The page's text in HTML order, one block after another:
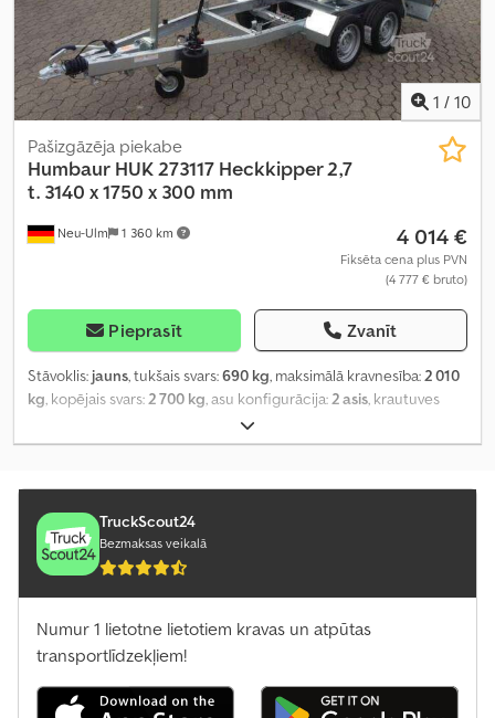
1 / 10
Neu-Ulm 1 360 km
Pašizgāzēja piekabe
Humbaur HUK 273117 Heckkipper 2,7
t. 3140 x 1750 x 300 mm
4 014 €
Fiksēta cena plus PVN
(4 777 € bruto)
Pieprasīt Zvanīt
Stāvoklis: jauns, tukšais svars:690 kg, maksimālā kravnesība:2 010
kg, kopējais svars:2 700 kg, asu konfigurācija:2 asis, krautuves
, iekraušanas vietas platums:
iekraušanas telpas augstums:300 mm, iekraušanas telpas tilpums:
1 890 mm,
TruckScout24
Bezmaksas veikalā
Numur 1 lietotne lietotiem kravas un atpūtas
transportlīdzekļiem!